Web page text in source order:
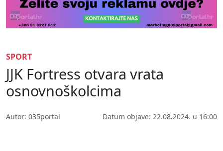
SPORT
JJK Fortress otvara vrata
osnovnoškolcima
Autor: 035portal Datum objave: 22.08.2024. u 16:00